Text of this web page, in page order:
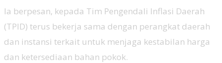
Ia berpesan, kepada Tim Pengendali Inflasi Daerah
(TPID) terus bekerja sama dengan perangkat daerah
dan instansi terkait untuk menjaga kestabilan harga
dan ketersediaan bahan pokok.